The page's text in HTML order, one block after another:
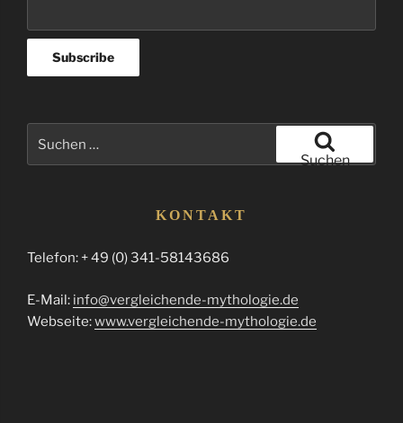
nach:
Suchen
KONTAKT
Telefon: + 49 (0) 341-58143686
E-Mail: info@vergleichende-mythologie.de
Webseite:www.vergleichende-mythologie.de